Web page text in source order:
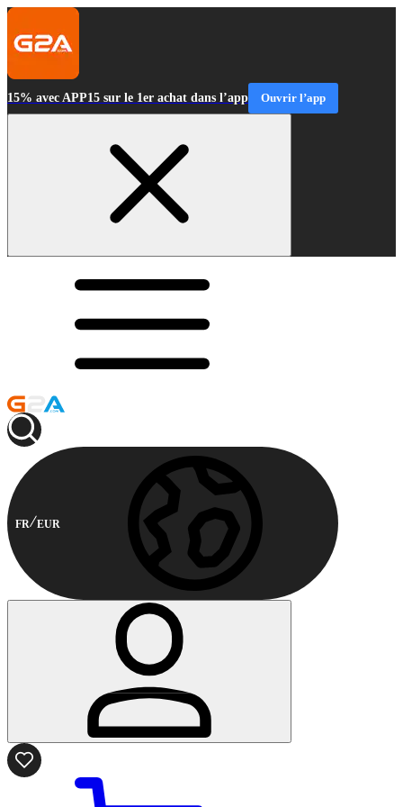
15% avec APP15 sur le 1er achat dans l’app Ouvrir l’app
FR EUR